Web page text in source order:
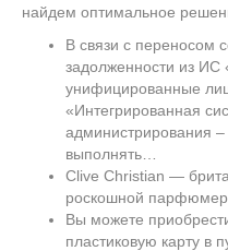
найдем оптимальное
В связи с переносом
задолженности из ИС
унифицированные
«Интегрированная
администрирования
выполнять…
Clive Christian —
роскошной
Вы можете
пластиковую карту в